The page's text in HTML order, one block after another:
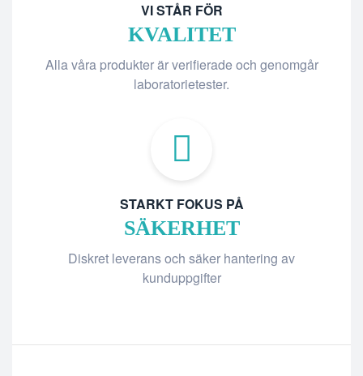
VI STÅR FÖR
KVALITET
Alla våra produkter är verifierade och genomgår
laboratorietester.
STARKT FOKUS PÅ
SÄKERHET
Diskret leverans och säker hantering av
kunduppgifter